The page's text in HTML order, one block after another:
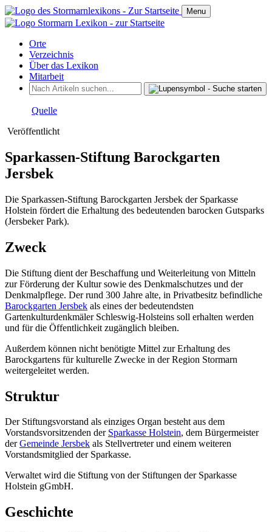
Menu
Orte
Verzeichnis
Über das Lexikon
Mitarbeit
Quelle
Veröffentlicht
Sparkassen-Stiftung Barockgarten
Jersbek
Die Sparkassen-Stiftung Barockgarten Jersbek der Sparkasse
Holstein fördert die Erhaltung des bedeutenden barocken Gutsparks
(Jersbeker Park).
Zweck
Die Stiftung dient der Beschaffung und Weiterleitung von Mitteln
zur Förderung der Kultur sowie des Denkmalschutzes und der
Denkmalpflege. Der rund 300 Jahre alte, in Privatbesitz befindliche
Barockgarten Jersbek als eines der bedeutendsten
Gartenkulturdenkmäler Schleswig-Holsteins soll erhalten werden
und für die Öffentlichkeit zugänglich bleiben.
Außerdem können nicht benötigte Mittel zur Erhaltung des
Barockgartens für kulturelle Zwecke in der Region Stormarn
weitergeleitet werden.
Struktur
Der Stiftungsvorstand als einziges Organ besteht aus dem
Vorstandsvorsitzenden der Sparkasse Holstein, dem Bürgermeister
derGemeinde Jersbek als Stellvertreter und einem weiteren
Vorstandsmitglied der Sparkasse.
Verwaltet wird die Stiftung von der Stiftungen der Sparkasse
Holstein gGmbH.
Geschichte